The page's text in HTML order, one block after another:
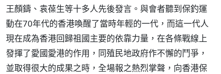
王顏鑄、袁葆生等十多人先後發言。與會者聽到保釣運
動在70年代的香港喚醒了當時年輕的一代，而這一代人
現在成為香港回歸祖國主要的依靠力量，在各條戰線上
發揮了愛國愛港的作用，同殖民地政府作不懈的鬥爭，
並取得很大的成果之時，全場報之熱烈掌聲，向香港保